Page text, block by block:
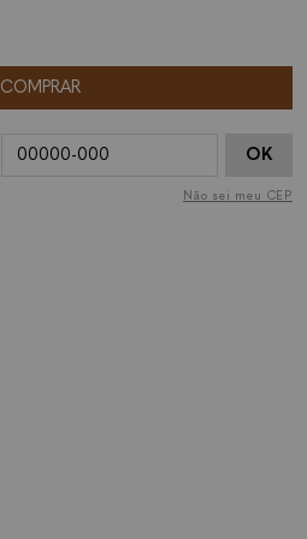
COMPRAR
OK
Não sei meu CEP